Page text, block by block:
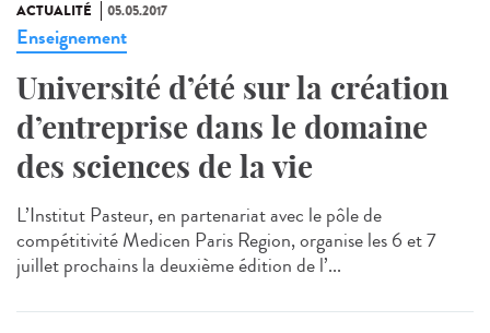
ACTUALITÉ 05.05.2017
Enseignement
Université d’été sur la création
d’entreprise dans le domaine
des sciences de la vie
L’Institut Pasteur, en partenariat avec le pôle de
compétitivité Medicen Paris Region, organise les 6 et 7
juillet prochains la deuxième édition de l’...